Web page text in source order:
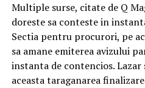
Multiple surse, citate de Q
doreste sa conteste in
Sectia pentru procurori, pe
sa amane emiterea avizului
instanta de contencios.
aceasta taraganarea